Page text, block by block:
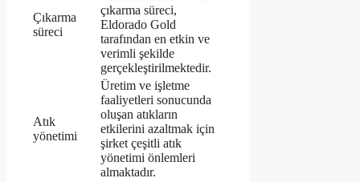
Çıkarma
süreci
çıkarma süreci,
Eldorado Gold
tarafından en etkin ve
verimli şekilde
gerçekleştirilmektedir.
Atık
yönetimi
Üretim ve işletme
faaliyetleri sonucunda
oluşan atıkların
etkilerini azaltmak için
şirket çeşitli atık
yönetimi önlemleri
almaktadır.